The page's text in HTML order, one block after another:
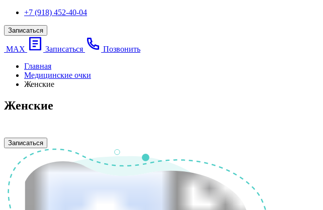
+7 (918) 452-40-04
Записаться
МАХ Записаться
Позвонить
Главная
Медицинские очки
Женские
Женские
Записаться